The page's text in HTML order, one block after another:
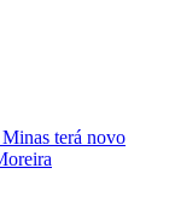
terá novo